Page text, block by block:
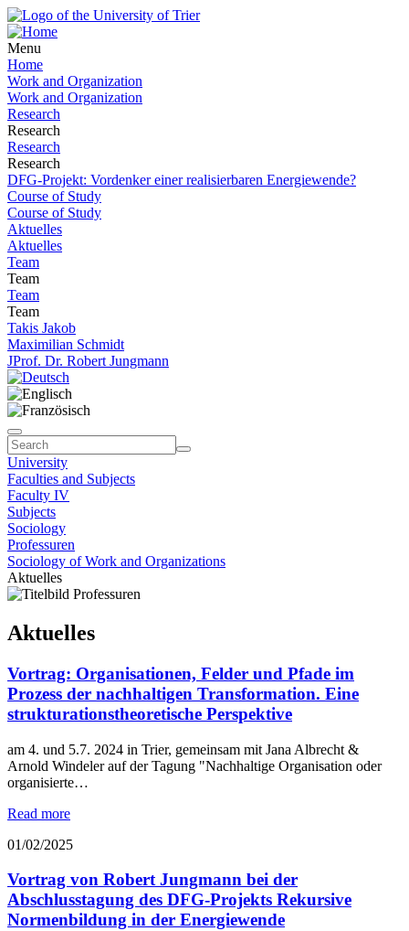
Menu
Home
Work and Organization
Work and Organization
Research
Research
Research
Research
DFG-Projekt: Vordenker einer realisierbaren Energiewende?
Course of Study
Course of Study
Aktuelles
Aktuelles
Team
Team
Team
Team
Takis Jakob
Maximilian Schmidt
JProf. Dr. Robert Jungmann
University
Faculties and Subjects
Faculty IV
Subjects
Sociology
Professuren
Sociology of Work and Organizations
Aktuelles
Aktuelles
Vortrag: Organisationen, Felder und Pfade im
Prozess der nachhaltigen Transformation. Eine
strukturationstheoretische Perspektive
am 4. und 5.7. 2024 in Trier, gemeinsam mit Jana Albrecht &
Arnold Windeler auf der Tagung "Nachhaltige Organisation oder
organisierte…
Read more
01/02/2025
Vortrag von Robert Jungmann bei der
Abschlusstagung des DFG-Projekts Rekursive
Normenbildung in der Energiewende